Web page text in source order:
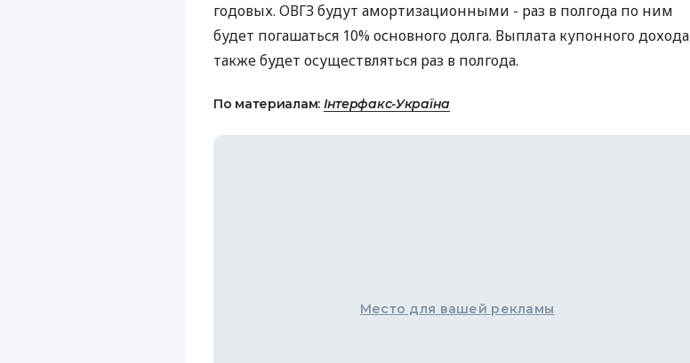
годовых. ОВГЗ будут амортизационными - раз в полгода по ним
будет погашаться 10% основного долга. Выплата купонного дохода
также будет осуществляться раз в полгода.
По материалам: Інтерфакс-Україна
Место для вашей рекламы